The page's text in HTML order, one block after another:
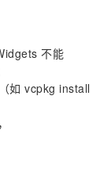
不能
如 vcpkg install